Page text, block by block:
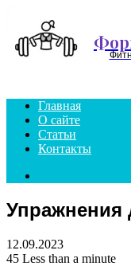
Главная
О сайте
Статьи
Контакты
Упражнения
12.09.2023
45 Less than a minute